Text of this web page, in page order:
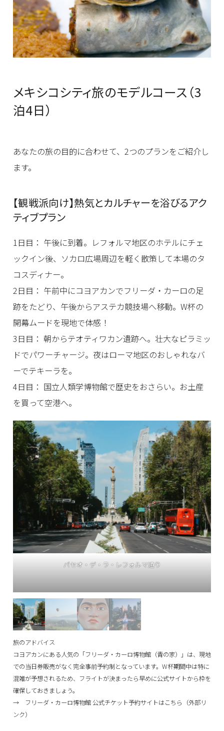
メキシコシティ旅のモデルコース（3
泊4日）
あなたの旅の目的に合わせて、2つのプランをご紹介し
ます。
【観戦派向け】熱気とカルチャーを浴びるアク
ティブプラン
1日目： 午後に到着。レフォルマ地区のホテルにチェ
ックイン後、ソカロ広場周辺を軽く散策して本場のタ
コスディナー。
2日目： 午前中にコヨアカンでフリーダ・カーロの足
跡をたどり、午後からアステカ競技場へ移動。W杯の
開幕ムードを現地で体感！
3日目： 朝からテオティワカン遺跡へ。壮大なピラミッ
ドでパワーチャージ。夜はローマ地区のおしゃれなバ
ーでテキーラを。
4日目： 国立人類学博物館で歴史をおさらい。お土産
を買って空港へ。
旅のアドバイス
コヨアカンにある人気の「フリーダ・カーロ博物館（青の家）」は、現地
での当日券販売がなく完全事前予約制となっています。W杯期間中は特に
混雑が予想されるため、フライトが決まったら早めに公式サイトから枠を
確保しておきましょう。
→
フリーダ・カーロ博物館 公式チケット予約サイトはこちら（外部リ
ンク）